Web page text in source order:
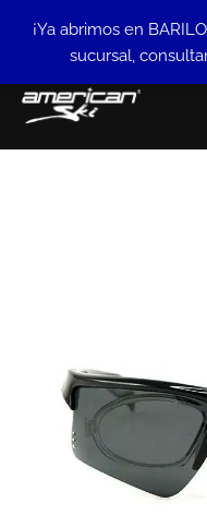
¡Ya abrimos en
sucursal,
contenido